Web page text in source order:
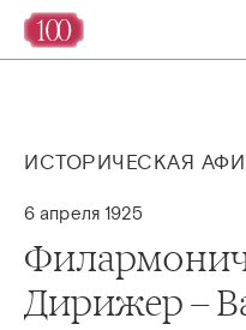
ИСТОРИЧЕСКАЯ
6 апреля 1925
Дирижер –